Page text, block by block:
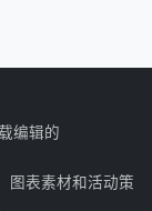
编辑的
图表素材和活动策